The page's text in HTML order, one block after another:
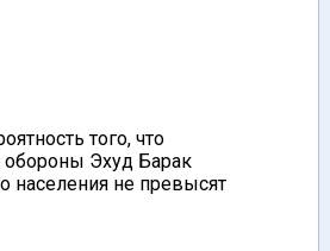
того, что
обороны Эхуд Барак
населения не превысят